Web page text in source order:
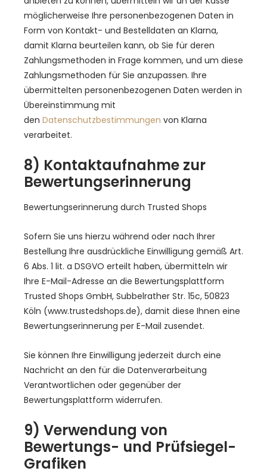
möglicherweise Ihre personenbezogenen Daten in
Form von Kontakt- und Bestelldaten an Klarna,
damit Klarna beurteilen kann, ob Sie für deren
Zahlungsmethoden in Frage kommen, und um diese
Zahlungsmethoden für Sie anzupassen. Ihre
übermittelten personenbezogenen Daten werden in
Übereinstimmung mit
den Datenschutzbestimmungen von Klarna
verarbeitet.
8) Kontaktaufnahme zur
Bewertungserinnerung
Bewertungserinnerung durch Trusted Shops
Sofern Sie uns hierzu während oder nach Ihrer
Bestellung Ihre ausdrückliche Einwilligung gemäß Art.
6 Abs. 1 lit. a DSGVO erteilt haben, übermitteln wir
Ihre E-Mail-Adresse an die Bewertungsplattform
Trusted Shops GmbH, Subbelrather Str. 15c, 50823
Köln (www.trustedshops.de), damit diese Ihnen eine
Bewertungserinnerung per E-Mail zusendet.
Sie können Ihre Einwilligung jederzeit durch eine
Nachricht an den für die Datenverarbeitung
Verantwortlichen oder gegenüber der
Bewertungsplattform widerrufen.
9) Verwendung von
Bewertungs- und Prüfsiegel-
Grafiken